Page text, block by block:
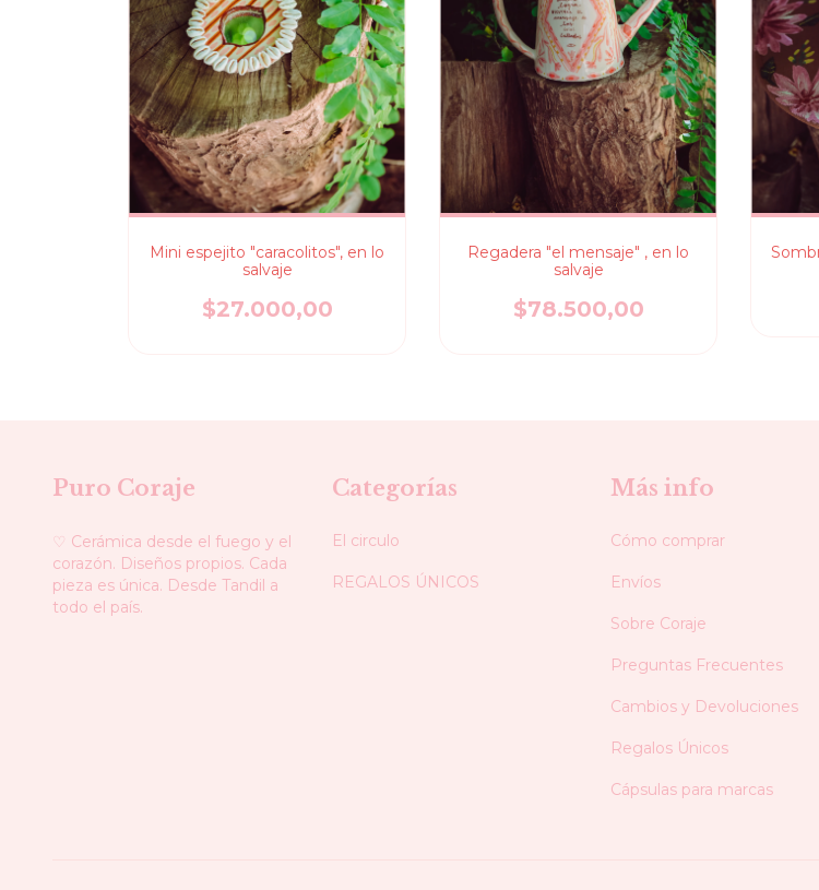
Mini espejito "caracolitos", en lo
salvaje
$27.000,00
Regadera "el mensaje" , en lo
salvaje
$78.500,00
Puro Coraje
♡ Cerámica desde el fuego y el
corazón. Diseños propios. Cada
pieza es única. Desde Tandil a
todo el país.
Categorías
El circulo
REGALOS ÚNICOS
Más info
Cómo comprar
Envíos
Sobre Coraje
Preguntas Frecuentes
Cambios y Devoluciones
Regalos Únicos
Cápsulas para marcas